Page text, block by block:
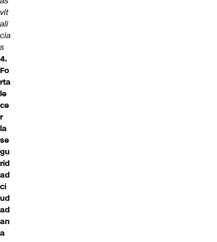
vit
ali
cia
s
4.
Fo
rta
le
ce
r
la
se
gu
rid
ad
ci
ud
ad
an
a